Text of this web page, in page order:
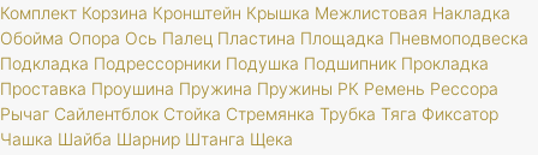
Комплект Корзина Кронштейн Крышка Межлистовая Накладка
Обойма Опора Ось Палец Пластина Площадка Пневмоподвеска
Подкладка Подрессорники Подушка Подшипник Прокладка
Проставка Проушина Пружина Пружины РК Ремень Рессора
Рычаг Сайлентблок Стойка Стремянка Трубка Тяга Фиксатор
Чашка Шайба Шарнир Штанга Щека